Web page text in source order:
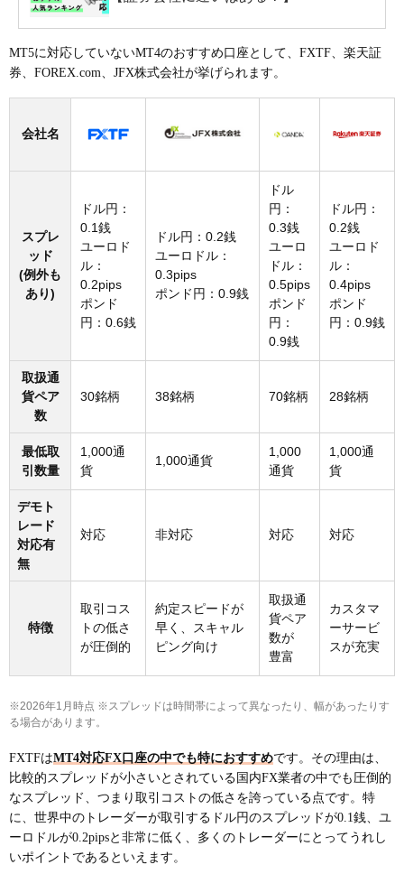
MT5に対応していないMT4のおすすめ口座として、FXTF、楽天証
券、FOREX.com、JFX株式会社が挙げられます。
会社名
スプレ
ッド
(例外も
あり)
ドル円：
0.1銭
ユーロド
ル：
0.2pips
ポンド
円：0.6銭
ドル円：0.2銭
ユーロドル：
0.3pips
ポンド円：0.9銭
ドル
円：
0.3銭
ユーロ
ドル：
0.5pips
ポンド
円：
0.9銭
ドル円：
0.2銭
ユーロド
ル：
0.4pips
ポンド
円：0.9銭
取扱通
貨ペア
数
30銘柄 38銘柄 70銘柄 28銘柄
最低取
引数量
1,000通
貨
1,000通貨
1,000
通貨
1,000通
貨
デモト
レード
対応有
無
対応 非対応 対応 対応
特徴
取引コス
トの低さ
が圧倒的
約定スピードが
早く、スキャル
ピング向け
取扱通
貨ペア
数が
豊富
カスタマ
ーサービ
スが充実
※2026年1月時点 ※スプレッドは時間帯によって異なったり、幅があったりす
る場合があります。
FXTFはMT4対応FX口座の中でも特におすすめです。その理由は、
比較的スプレッドが小さいとされている国内FX業者の中でも圧倒的
なスプレッド、つまり取引コストの低さを誇っている点です。特
に、世界中のトレーダーが取引するドル円のスプレッドが0.1銭、ユ
ーロドルが0.2pipsと非常に低く、多くのトレーダーにとってうれし
いポイントであるといえます。